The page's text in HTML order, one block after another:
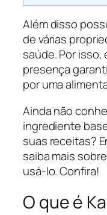
Além disso
de várias
saúde. Por
presença
por uma
Ainda não
ingrediente
suas receitas?
saiba mais
usá-lo. Confira!
O que é